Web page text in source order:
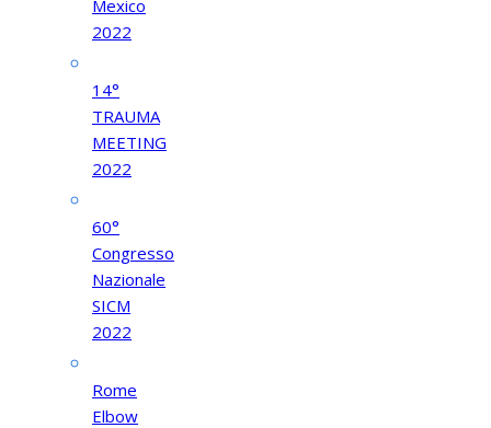
Mexico
2022
14°
TRAUMA
MEETING
2022
60°
Congresso
Nazionale
SICM
2022
Rome
Elbow